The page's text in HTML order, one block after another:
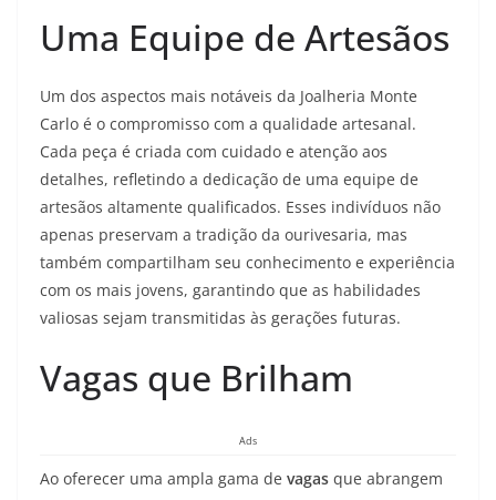
Uma Equipe de Artesãos
Um dos aspectos mais notáveis da Joalheria Monte
Carlo é o compromisso com a qualidade artesanal.
Cada peça é criada com cuidado e atenção aos
detalhes, refletindo a dedicação de uma equipe de
artesãos altamente qualificados. Esses indivíduos não
apenas preservam a tradição da ourivesaria, mas
também compartilham seu conhecimento e experiência
com os mais jovens, garantindo que as habilidades
valiosas sejam transmitidas às gerações futuras.
Vagas que Brilham
Ads
Ao oferecer uma ampla gama de vagas que abrangem